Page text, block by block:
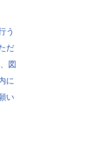
う
だ
図
に
い